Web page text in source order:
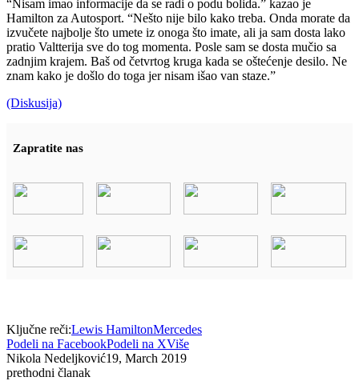
“Nisam imao informacije da se radi o podu bolida.” kazao je
Hamilton za Autosport. “Nešto nije bilo kako treba. Onda morate da
izvučete najbolje što umete iz onoga što imate, ali ja sam dosta lako
pratio Valtterija sve do tog momenta. Posle sam se dosta mučio sa
zadnjim krajem. Baš od četvrtog kruga kada se oštećenje desilo. Ne
znam kako je došlo do toga jer nisam išao van staze.”
(Diskusija)
Zapratite nas
Ključne reči:Lewis HamiltonMercedes
Podeli na FacebookPodeli na XViše
Nikola Nedeljković19, March 2019
prethodni članak